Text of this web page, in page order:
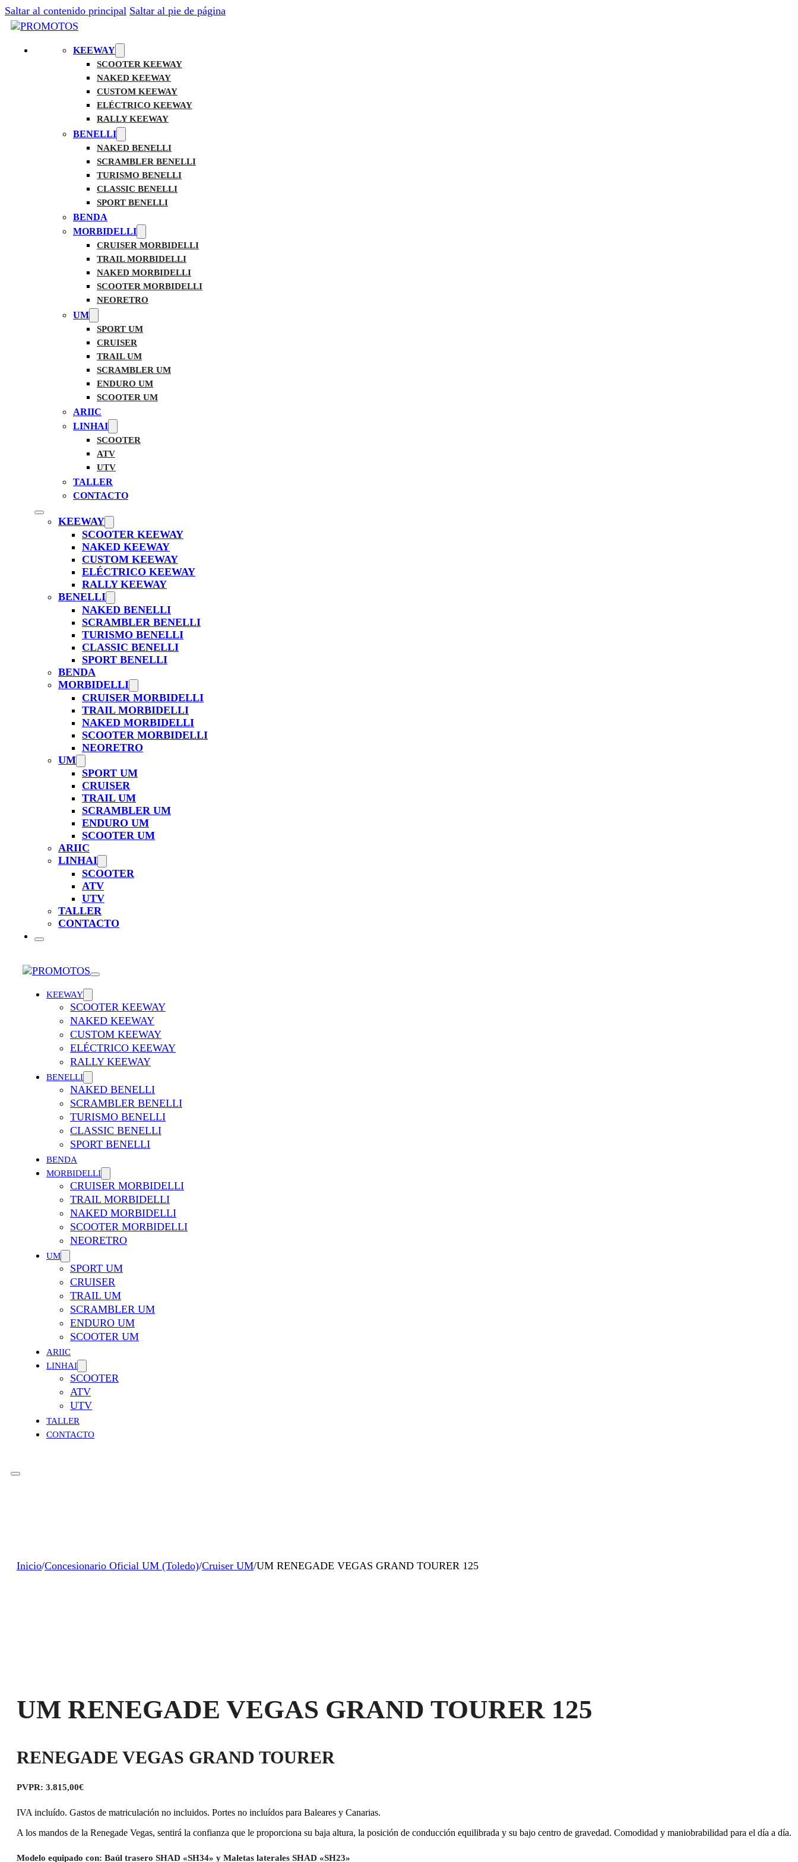
Saltar al contenido principal Saltar al pie de página
KEEWAY
SCOOTER KEEWAY
NAKED KEEWAY
CUSTOM KEEWAY
ELÉCTRICO KEEWAY
RALLY KEEWAY
BENELLI
NAKED BENELLI
SCRAMBLER BENELLI
TURISMO BENELLI
CLASSIC BENELLI
SPORT BENELLI
BENDA
MORBIDELLI
CRUISER MORBIDELLI
TRAIL MORBIDELLI
NAKED MORBIDELLI
SCOOTER MORBIDELLI
NEORETRO
UM
SPORT UM
CRUISER
TRAIL UM
SCRAMBLER UM
ENDURO UM
SCOOTER UM
ARIIC
LINHAI
SCOOTER
ATV
UTV
TALLER
CONTACTO
KEEWAY
SCOOTER KEEWAY
NAKED KEEWAY
CUSTOM KEEWAY
ELÉCTRICO KEEWAY
RALLY KEEWAY
BENELLI
NAKED BENELLI
SCRAMBLER BENELLI
TURISMO BENELLI
CLASSIC BENELLI
SPORT BENELLI
BENDA
MORBIDELLI
CRUISER MORBIDELLI
TRAIL MORBIDELLI
NAKED MORBIDELLI
SCOOTER MORBIDELLI
NEORETRO
UM
SPORT UM
CRUISER
TRAIL UM
SCRAMBLER UM
ENDURO UM
SCOOTER UM
ARIIC
LINHAI
SCOOTER
ATV
UTV
TALLER
CONTACTO
KEEWAY
SCOOTER KEEWAY
NAKED KEEWAY
CUSTOM KEEWAY
ELÉCTRICO KEEWAY
RALLY KEEWAY
BENELLI
NAKED BENELLI
SCRAMBLER BENELLI
TURISMO BENELLI
CLASSIC BENELLI
SPORT BENELLI
BENDA
MORBIDELLI
CRUISER MORBIDELLI
TRAIL MORBIDELLI
NAKED MORBIDELLI
SCOOTER MORBIDELLI
NEORETRO
UM
SPORT UM
CRUISER
TRAIL UM
SCRAMBLER UM
ENDURO UM
SCOOTER UM
ARIIC
LINHAI
SCOOTER
ATV
UTV
TALLER
CONTACTO
Inicio/Concesionario Oficial UM (Toledo)/Cruiser UM/UM RENEGADE VEGAS GRAND TOURER 125
UM RENEGADE VEGAS GRAND TOURER 125
RENEGADE VEGAS GRAND TOURER
PVPR: 3.815,00€
IVA incluído. Gastos de matriculación no incluidos. Portes no incluídos para Baleares y Canarias.
A los mandos de la Renegade Vegas, sentirá la confianza que le proporciona su baja altura, la posición de conducción equilibrada y su bajo centro de gravedad. Comodidad y maniobrabilidad para el día a día.
Modelo equipado con: Baúl trasero SHAD «SH34» y Maletas laterales SHAD «SH23»